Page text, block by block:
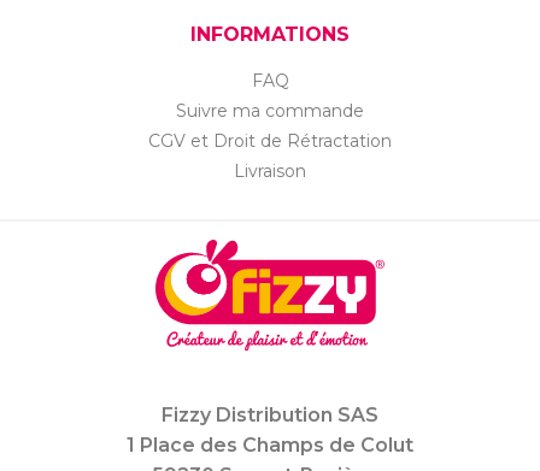
INFORMATIONS
FAQ
Suivre ma commande
CGV et Droit de Rétractation
Livraison
Fizzy Distribution SAS
1 Place des Champs de Colut